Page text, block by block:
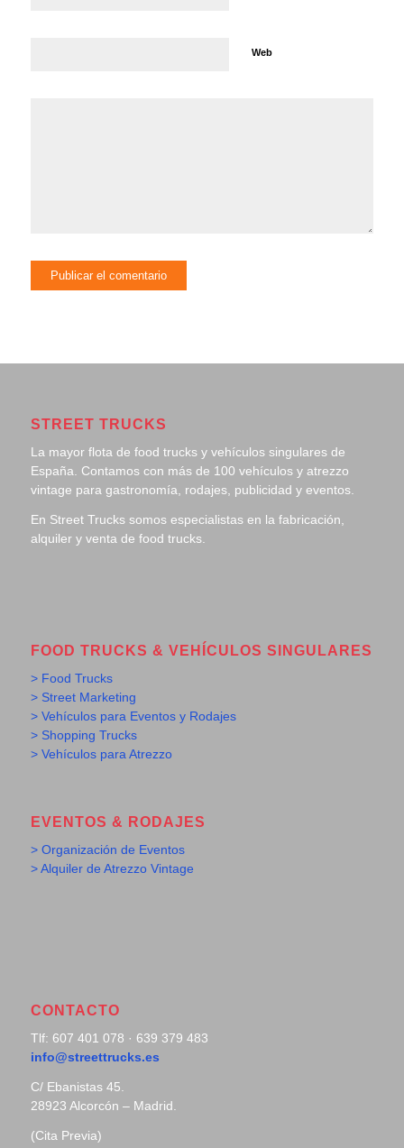
Web
STREET TRUCKS
La mayor flota de food trucks y vehículos singulares de
España. Contamos con más de 100 vehículos y atrezzo
vintage para gastronomía, rodajes, publicidad y eventos.
En Street Trucks somos especialistas en la fabricación,
alquiler y venta de food trucks.
FOOD TRUCKS & VEHÍCULOS SINGULARES
> Food Trucks
> Street Marketing
> Vehículos para Eventos y Rodajes
> Shopping Trucks
> Vehículos para Atrezzo
EVENTOS & RODAJES
> Organización de Eventos
> Alquiler de Atrezzo Vintage
CONTACTO
Tlf: 607 401 078 · 639 379 483
info@streettrucks.es
C/ Ebanistas 45.
28923 Alcorcón – Madrid.
(Cita Previa)